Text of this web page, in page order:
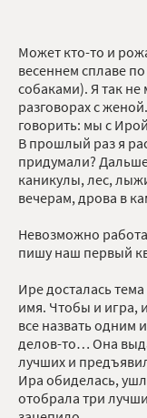
Может кто-то и
весеннем сплаве
собаками). Я так не
разговорах с
говорить: мы с
В прошлый раз я
придумали?
каникулы, лес,
вечерам, дрова в
Невозможно
пишу наш первый
Ире досталась
имя. Чтобы и игра,
все назвать одним
делов-то… Она
лучших и
Ира обиделась,
отобрала три